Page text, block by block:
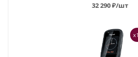
32 290₽/шт